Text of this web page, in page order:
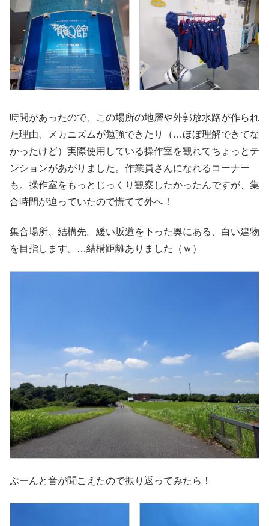
時間があったので、この場所の地層や外郭放水路が作られ
た理由、メカニズムが勉強できたり（…ほぼ理解できてな
かったけど）実際使用している操作室を観れてちょっとテ
ンションがあがりました。作業員さんになれるコーナー
も。操作室をもっとじっくり観察したかったんですが、集
合時間が迫っていたので慌てて外へ！
集合場所、結構先。緩い坂道を下った奥にある、白い建物
を目指します。…結構距離ありました（ｗ）
ぶーんと音が聞こえたので振り返ってみたら！